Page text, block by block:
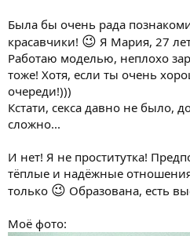
Была бы очень рада
красавчики! 😉 Я Мария, 27
Работаю моделью, неплохо
тоже! Хотя, если ты очень
очереди!)))
Кстати, секса давно не было,
сложно...
И нет! Я не проститутка!
тёплые и надёжные
только 😉 Образована, есть
Моё фото: